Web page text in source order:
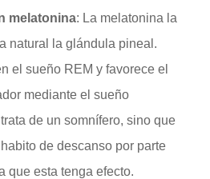
melatonina: La melatonina la
natural la glándula pineal.
el sueño REM y favorece el
mediante el sueño
de un somnífero, sino que
de descanso por parte
que esta tenga efecto.